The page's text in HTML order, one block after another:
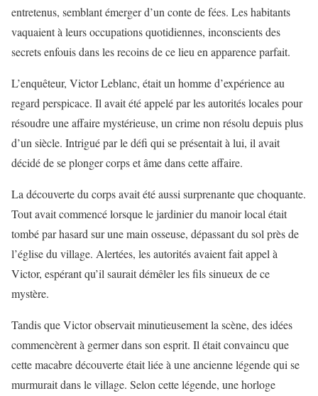
entretenus, semblant émerger d’un conte de fées. Les habitants
vaquaient à leurs occupations quotidiennes, inconscients des
secrets enfouis dans les recoins de ce lieu en apparence parfait.
L’enquêteur, Victor Leblanc, était un homme d’expérience au
regard perspicace. Il avait été appelé par les autorités locales pour
résoudre une affaire mystérieuse, un crime non résolu depuis plus
d’un siècle. Intrigué par le défi qui se présentait à lui, il avait
décidé de se plonger corps et âme dans cette affaire.
La découverte du corps avait été aussi surprenante que choquante.
Tout avait commencé lorsque le jardinier du manoir local était
tombé par hasard sur une main osseuse, dépassant du sol près de
l’église du village. Alertées, les autorités avaient fait appel à
Victor, espérant qu’il saurait démêler les fils sinueux de ce
mystère.
Tandis que Victor observait minutieusement la scène, des idées
commencèrent à germer dans son esprit. Il était convaincu que
cette macabre découverte était liée à une ancienne légende qui se
murmurait dans le village. Selon cette légende, une horloge